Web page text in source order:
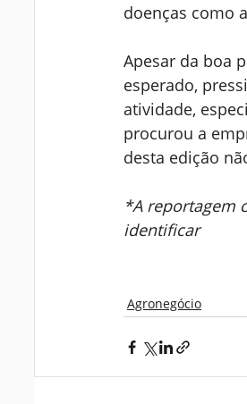
doenças como
Apesar da boa
esperado,
atividade,
procurou a
desta edição
*A reportagem
identificar
Agronegócio